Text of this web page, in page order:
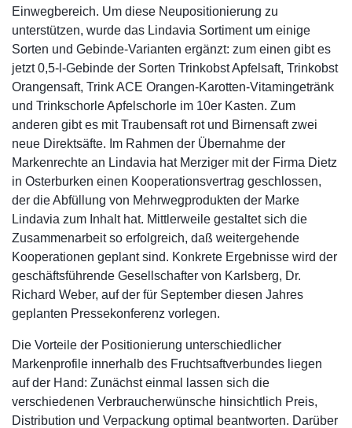
Einwegbereich. Um diese Neupositionierung zu
unterstützen, wurde das Lindavia Sortiment um einige
Sorten und Gebinde-Varianten ergänzt: zum einen gibt es
jetzt 0,5-l-Gebinde der Sorten Trinkobst Apfelsaft, Trinkobst
Orangensaft, Trink ACE Orangen-Karotten-Vitamingetränk
und Trinkschorle Apfelschorle im 10er Kasten. Zum
anderen gibt es mit Traubensaft rot und Birnensaft zwei
neue Direktsäfte. Im Rahmen der Übernahme der
Markenrechte an Lindavia hat Merziger mit der Firma Dietz
in Osterburken einen Kooperationsvertrag geschlossen,
der die Abfüllung von Mehrwegprodukten der Marke
Lindavia zum Inhalt hat. Mittlerweile gestaltet sich die
Zusammenarbeit so erfolgreich, daß weitergehende
Kooperationen geplant sind. Konkrete Ergebnisse wird der
geschäftsführende Gesellschafter von Karlsberg, Dr.
Richard Weber, auf der für September diesen Jahres
geplanten Pressekonferenz vorlegen.
Die Vorteile der Positionierung unterschiedlicher
Markenprofile innerhalb des Fruchtsaftverbundes liegen
auf der Hand: Zunächst einmal lassen sich die
verschiedenen Verbraucherwünsche hinsichtlich Preis,
Distribution und Verpackung optimal beantworten. Darüber